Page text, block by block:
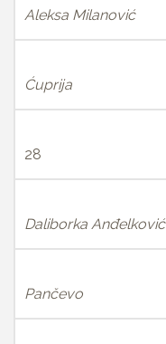
Aleksa Milanović
Ćuprija
28
Daliborka Anđelković
Pančevo